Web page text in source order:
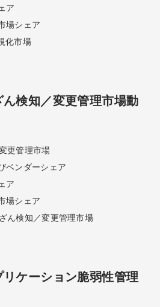
ア
シェア
化市場
検知／変更管理市場動
更管理市場
ンダーシェア
ア
シェア
ん検知／変更管理市場
ケーション脆弱性管理